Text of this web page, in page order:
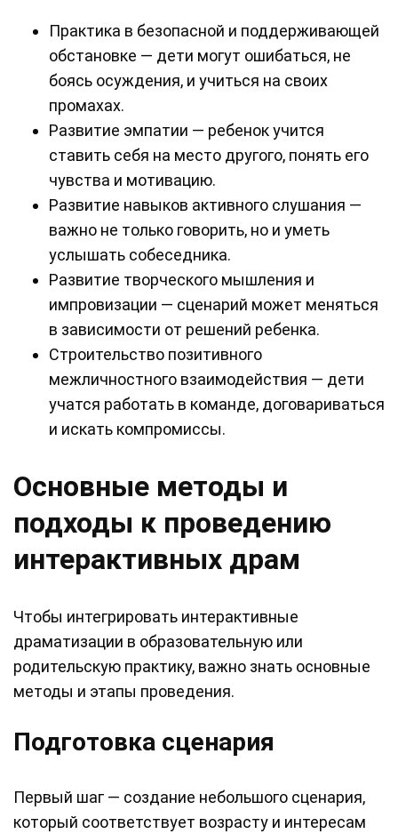
Практика в безопасной и поддерживающей
обстановке — дети могут ошибаться, не
боясь осуждения, и учиться на своих
промахах.
Развитие эмпатии — ребенок учится
ставить себя на место другого, понять его
чувства и мотивацию.
Развитие навыков активного слушания —
важно не только говорить, но и уметь
услышать собеседника.
Развитие творческого мышления и
импровизации — сценарий может меняться
в зависимости от решений ребенка.
Строительство позитивного
межличностного взаимодействия — дети
учатся работать в команде, договариваться
и искать компромиссы.
Основные методы и
подходы к проведению
интерактивных драм
Чтобы интегрировать интерактивные
драматизации в образовательную или
родительскую практику, важно знать основные
методы и этапы проведения.
Подготовка сценария
Первый шаг — создание небольшого сценария,
который соответствует возрасту и интересам